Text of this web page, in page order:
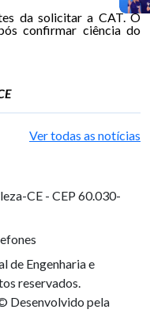
da solicitar a CAT. O
confirmar ciência do
Ver todas as notícias
CE - CEP 60.030-
de Engenharia e
reservados.
Desenvolvido pela